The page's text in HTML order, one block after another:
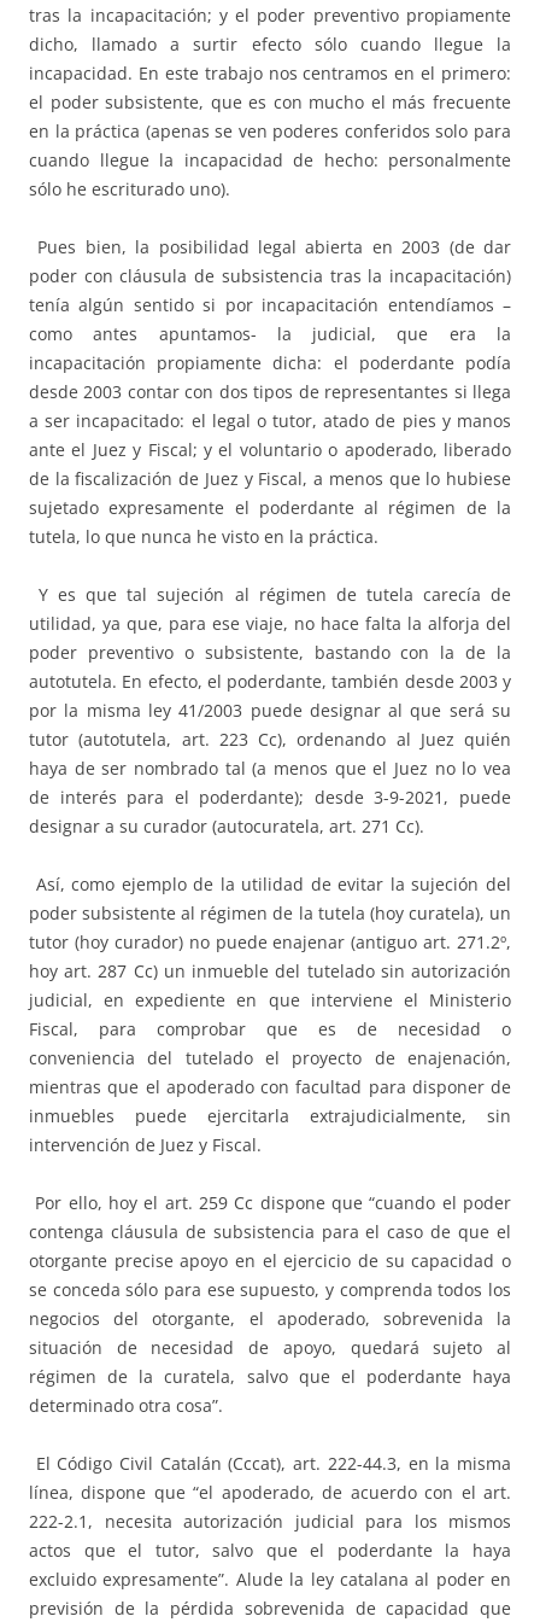
tras la incapacitación; y el poder preventivo propiamente
dicho, llamado a surtir efecto sólo cuando llegue la
incapacidad. En este trabajo nos centramos en el primero:
el poder subsistente, que es con mucho el más frecuente
en la práctica (apenas se ven poderes conferidos solo para
cuando llegue la incapacidad de hecho: personalmente
sólo he escriturado uno).
Pues bien, la posibilidad legal abierta en 2003 (de dar
poder con cláusula de subsistencia tras la incapacitación)
tenía algún sentido si por incapacitación entendíamos –
como antes apuntamos- la judicial, que era la
incapacitación propiamente dicha: el poderdante podía
desde 2003 contar con dos tipos de representantes si llega
a ser incapacitado: el legal o tutor, atado de pies y manos
ante el Juez y Fiscal; y el voluntario o apoderado, liberado
de la fiscalización de Juez y Fiscal, a menos que lo hubiese
sujetado expresamente el poderdante al régimen de la
tutela, lo que nunca he visto en la práctica.
Y es que tal sujeción al régimen de tutela carecía de
utilidad, ya que, para ese viaje, no hace falta la alforja del
poder preventivo o subsistente, bastando con la de la
autotutela. En efecto, el poderdante, también desde 2003 y
por la misma ley 41/2003 puede designar al que será su
tutor (autotutela, art. 223 Cc), ordenando al Juez quién
haya de ser nombrado tal (a menos que el Juez no lo vea
de interés para el poderdante); desde 3-9-2021, puede
designar a su curador (autocuratela, art. 271 Cc).
Así, como ejemplo de la utilidad de evitar la sujeción del
poder subsistente al régimen de la tutela (hoy curatela), un
tutor (hoy curador) no puede enajenar (antiguo art. 271.2º,
hoy art. 287 Cc) un inmueble del tutelado sin autorización
judicial, en expediente en que interviene el Ministerio
Fiscal, para comprobar que es de necesidad o
conveniencia del tutelado el proyecto de enajenación,
mientras que el apoderado con facultad para disponer de
inmuebles puede ejercitarla extrajudicialmente, sin
intervención de Juez y Fiscal.
Por ello, hoy el art. 259 Cc dispone que “cuando el poder
contenga cláusula de subsistencia para el caso de que el
otorgante precise apoyo en el ejercicio de su capacidad o
se conceda sólo para ese supuesto, y comprenda todos los
negocios del otorgante, el apoderado, sobrevenida la
situación de necesidad de apoyo, quedará sujeto al
régimen de la curatela, salvo que el poderdante haya
determinado otra cosa”.
El Código Civil Catalán (Cccat), art. 222-44.3, en la misma
línea, dispone que “el apoderado, de acuerdo con el art.
222-2.1, necesita autorización judicial para los mismos
actos que el tutor, salvo que el poderdante la haya
excluido expresamente”. Alude la ley catalana al poder en
previsión de la pérdida sobrevenida de capacidad que